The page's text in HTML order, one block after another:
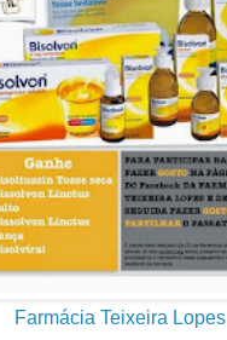
Farmácia Teixeira Lopes